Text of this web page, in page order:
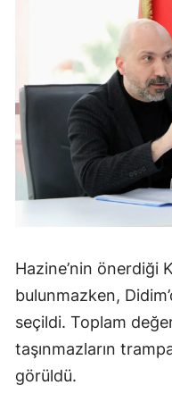
Hazine’nin önerdiği
bulunmazken,
seçildi. Toplam
taşınmazların
görüldü.